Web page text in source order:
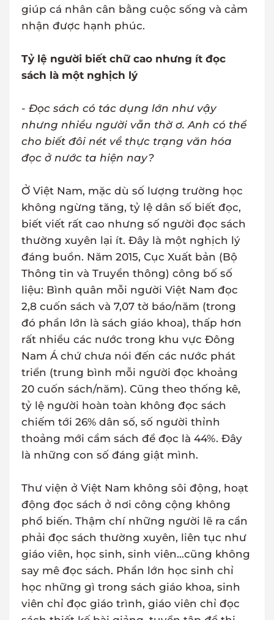
giúp cá nhân cân bằng cuộc sống và cảm
nhận được hạnh phúc.
Tỷ lệ người biết chữ cao nhưng ít đọc
sách là một nghịch lý
- Đọc sách có tác dụng lớn như vậy
nhưng nhiều người vẫn thờ ơ. Anh có thể
cho biết đôi nét về thực trạng văn hóa
đọc ở nước ta hiện nay?
Ở Việt Nam, mặc dù số lượng trường học
không ngừng tăng, tỷ lệ dân số biết đọc,
biết viết rất cao nhưng số người đọc sách
thường xuyên lại ít. Đây là một nghịch lý
đáng buồn. Năm 2015, Cục Xuất bản (Bộ
Thông tin và Truyền thông) công bố số
liệu: Bình quân mỗi người Việt Nam đọc
2,8 cuốn sách và 7,07 tờ báo/năm (trong
đó phần lớn là sách giáo khoa), thấp hơn
rất nhiều các nước trong khu vực Đông
Nam Á chứ chưa nói đến các nước phát
triển (trung bình mỗi người đọc khoảng
20 cuốn sách/năm). Cũng theo thống kê,
tỷ lệ người hoàn toàn không đọc sách
chiếm tới 26% dân số, số người thỉnh
thoảng mới cầm sách để đọc là 44%. Đây
là những con số đáng giật mình.
Thư viện ở Việt Nam không sôi động, hoạt
động đọc sách ở nơi công cộng không
phổ biến. Thậm chí những người lẽ ra cần
phải đọc sách thường xuyên, liên tục như
giáo viên, học sinh, sinh viên…cũng không
say mê đọc sách. Phần lớn học sinh chỉ
học những gì trong sách giáo khoa, sinh
viên chỉ đọc giáo trình, giáo viên chỉ đọc